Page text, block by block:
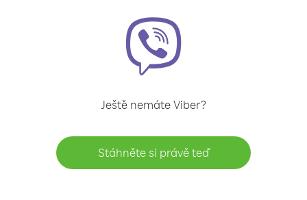
Ještě nemáte Viber?
Stáhněte si právě teď